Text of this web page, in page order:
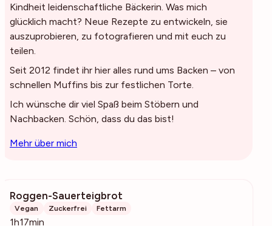
Kindheit leidenschaftliche Bäckerin. Was mich
glücklich macht? Neue Rezepte zu entwickeln, sie
auszuprobieren, zu fotografieren und mit euch zu
teilen.
Seit 2012 findet ihr hier alles rund ums Backen – von
schnellen Muffins bis zur festlichen Torte.
Ich wünsche dir viel Spaß beim Stöbern und
Nachbacken. Schön, dass du das bist!
Mehr über mich
Roggen-Sauerteigbrot
Vegan Zuckerfrei Fettarm
1h17min